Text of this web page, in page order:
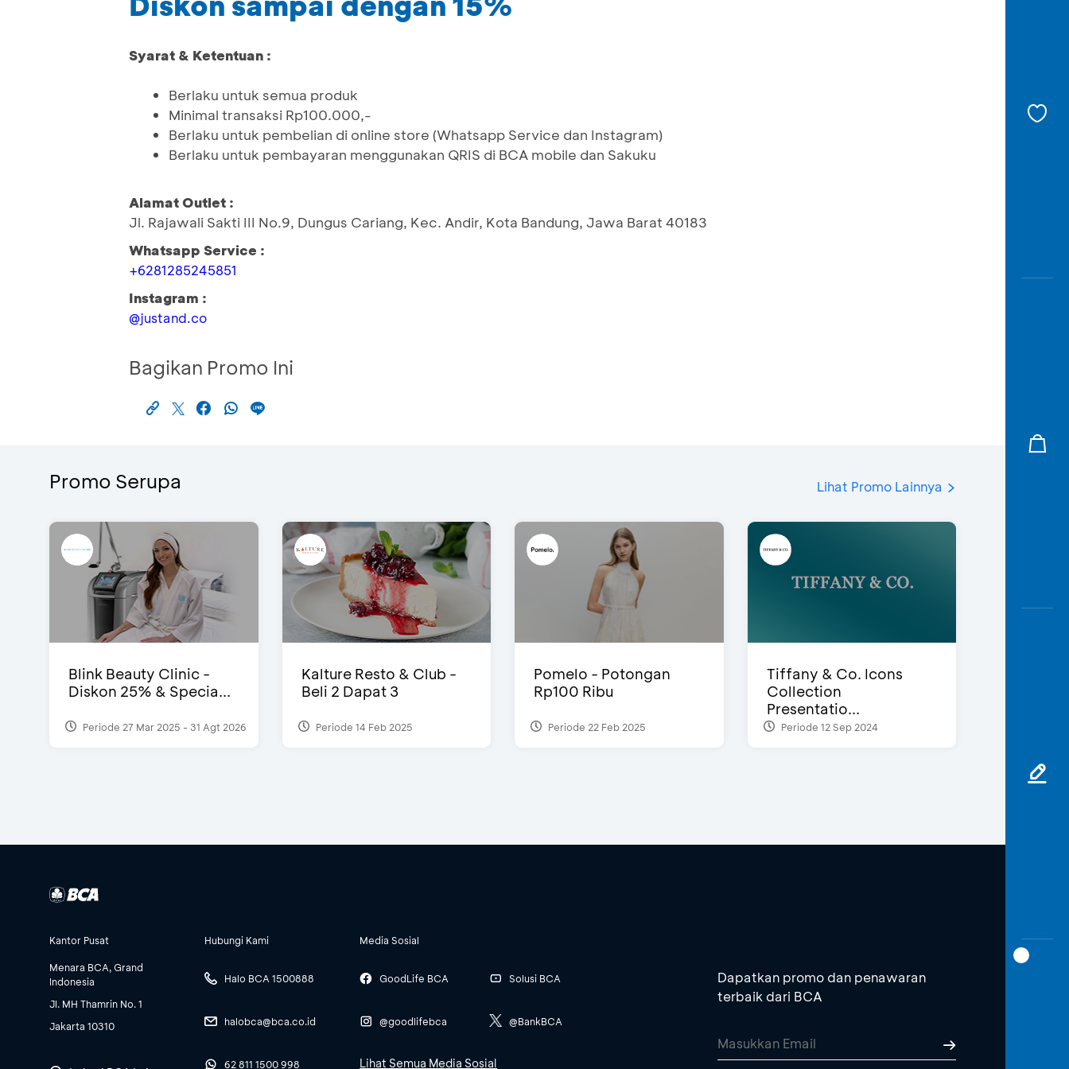
Syarat & Ketentuan :
Berlaku untuk semua produk
Minimal transaksi Rp100.000,-
Berlaku untuk pembelian di online store (Whatsapp Service dan Instagram)
Berlaku untuk pembayaran menggunakan QRIS di BCA mobile dan Sakuku
Alamat Outlet :
Jl. Rajawali Sakti III No.9, Dungus Cariang, Kec. Andir, Kota Bandung, Jawa Barat 40183
Whatsapp Service :
+6281285245851
Instagram :
@justand.co
Bagikan Promo Ini
Promo Serupa Lihat Promo Lainnya
Blink Beauty Clinic -
Diskon 25% & Specia...
Periode 27 Mar 2025 - 31 Agt 2026
Kalture Resto & Club -
Beli 2 Dapat 3
Periode 14 Feb 2025
Pomelo - Potongan
Rp100 Ribu
Periode 22 Feb 2025
Tiffany & Co. Icons
Collection
Presentatio...
Periode 12 Sep 2024
Kantor Pusat
Menara BCA, Grand
Indonesia
Jl. MH Thamrin No. 1
Jakarta 10310
Hubungi Kami
Halo BCA 1500888
halobca@bca.co.id
62 811 1500 998
Media Sosial
GoodLife BCA
@goodlifebca
Solusi BCA
@BankBCA
Lihat Semua Media Sosial
Dapatkan promo dan penawaran
terbaik dari BCA